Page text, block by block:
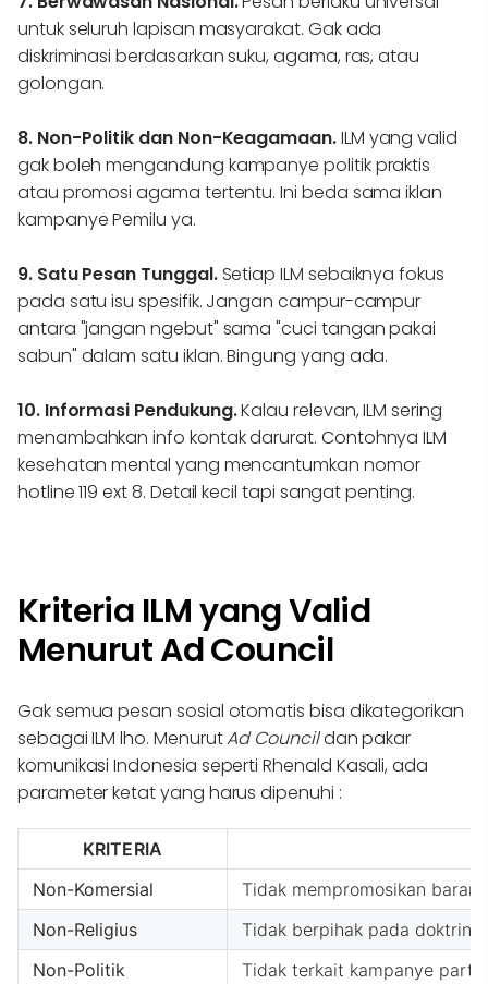
untuk seluruh lapisan masyarakat. Gak ada
diskriminasi berdasarkan suku, agama, ras, atau
golongan.
8. Non-Politik dan Non-Keagamaan.ILM yang valid
gak boleh mengandung kampanye politik praktis
atau promosi agama tertentu. Ini beda sama iklan
kampanye Pemilu ya.
9. Satu Pesan Tunggal.Setiap ILM sebaiknya fokus
pada satu isu spesifik. Jangan campur-campur
antara "jangan ngebut" sama "cuci tangan pakai
sabun" dalam satu iklan. Bingung yang ada.
10. Informasi Pendukung.Kalau relevan, ILM sering
menambahkan info kontak darurat. Contohnya ILM
kesehatan mental yang mencantumkan nomor
hotline 119 ext 8. Detail kecil tapi sangat penting.
Kriteria ILM yang Valid
Menurut Ad Council
Gak semua pesan sosial otomatis bisa dikategorikan
sebagai ILM lho. MenurutAd Councildan pakar
komunikasi Indonesia seperti Rhenald Kasali, ada
parameter ketat yang harus dipenuhi :
KRITERIA
Non-Komersial
Tidak mempromosikan
Non-Religius
Tidak berpihak pada doktrin
Non-Politik
Tidak terkait kampanye